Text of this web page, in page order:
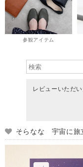
参観アイテム
レビューいただ
そらなな 宇宙に旅